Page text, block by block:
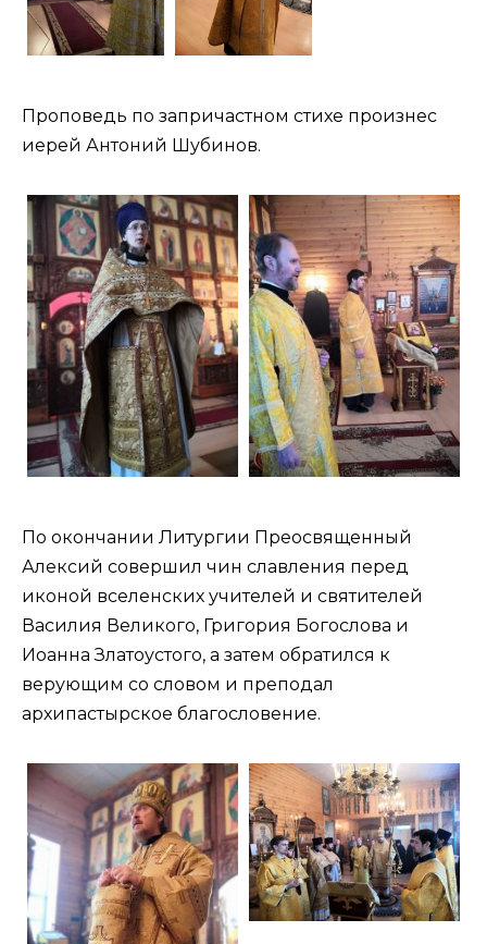
Проповедь по запричастном стихе произнес
иерей Антоний Шубинов.
По окончании Литургии Преосвященный
Алексий совершил чин славления перед
иконой вселенских учителей и святителей
Василия Великого, Григория Богослова и
Иоанна Златоустого, а затем обратился к
верующим со словом и преподал
архипастырское благословение.